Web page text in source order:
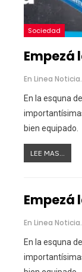
Sociedad
Empezá
En
En la esquna
bien equipado.
LEE MAS...
Empezá
En
En la esquna